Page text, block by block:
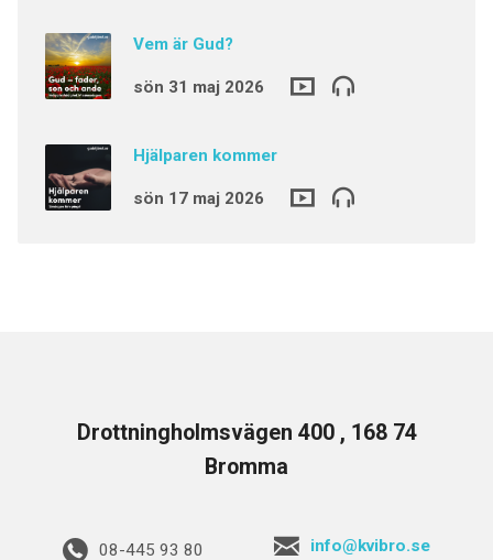
Vem är Gud?
sön 31 maj 2026
Hjälparen kommer
sön 17 maj 2026
Drottningholmsvägen 400 , 168 74
Bromma
08-445 93 80 info@kvibro.se